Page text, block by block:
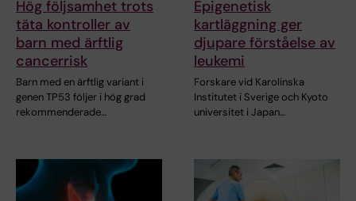
Hög följsamhet trots
täta kontroller av
barn med ärftlig
cancerrisk
Barn med en ärftlig variant i
genen TP53 följer i hög grad
rekommenderade…
Epigenetisk
kartläggning ger
djupare förståelse av
leukemi
Forskare vid Karolinska
Institutet i Sverige och Kyoto
universitet i Japan…